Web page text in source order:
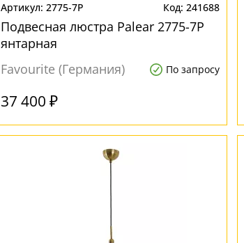
2775-7P 241688
Подвесная люстра Palear 2775-7P
янтарная
Favourite (Германия)
По запросу
37 400 ₽